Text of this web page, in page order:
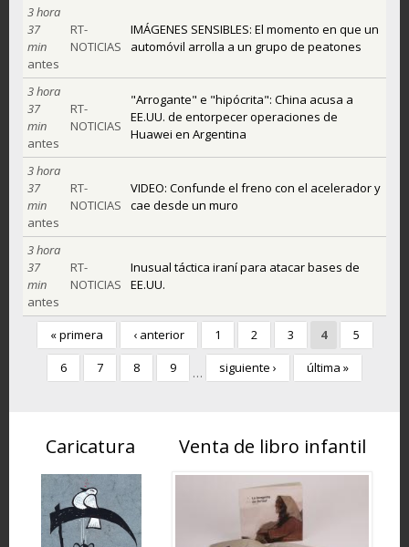
3 hora
37
min
antes
RT-
NOTICIAS
IMÁGENES SENSIBLES: El momento en que un
automóvil arrolla a un grupo de peatones
3 hora
37
min
antes
RT-
NOTICIAS
"Arrogante" e "hipócrita": China acusa a
EE.UU. de entorpecer operaciones de
Huawei en Argentina
3 hora
37
min
antes
RT-
NOTICIAS
VIDEO: Confunde el freno con el acelerador y
cae desde un muro
3 hora
37
min
antes
RT-
NOTICIAS
Inusual táctica iraní para atacar bases de
EE.UU.
« primera ‹ anterior 1 2 3 4
5
6
7 8 9 … siguiente › última »
Caricatura Venta de libro infantil